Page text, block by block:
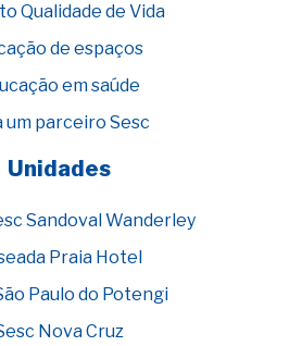
Qualidade de Vida
de espaços
em saúde
um parceiro Sesc
Unidades
Sandoval Wanderley
Praia Hotel
Paulo do Potengi
Nova Cruz